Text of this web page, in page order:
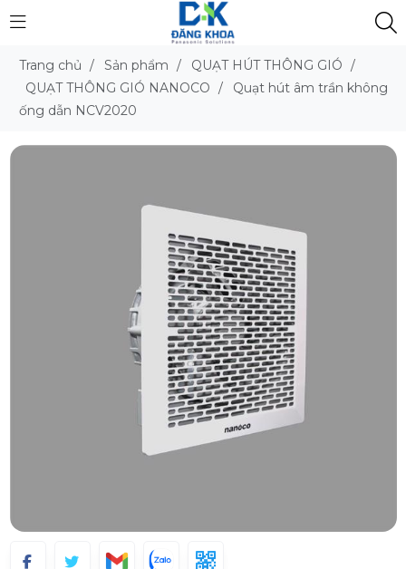
Trang chủ / Sản phẩm / QUẠT HÚT THÔNG GIÓ /
QUẠT THÔNG GIÓ NANOCO /
Quạt hút âm trần không
ống dẫn NCV2020